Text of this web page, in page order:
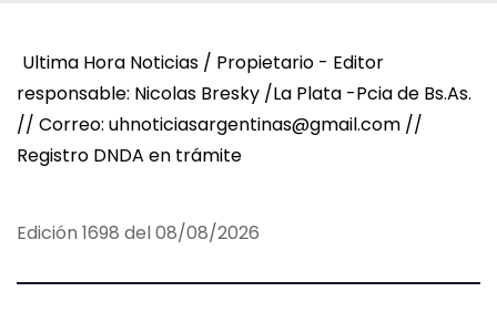
Ultima Hora Noticias / Propietario - Editor
responsable: Nicolas Bresky /La Plata -Pcia de Bs.As.
// Correo: uhnoticiasargentinas@gmail.com //
Registro DNDA en trámite
Edición 1698 del 08/08/2026